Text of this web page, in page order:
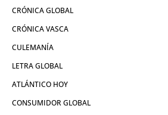
CRÓNICA GLOBAL
CRÓNICA VASCA
CULEMANÍA
LETRA GLOBAL
ATLÁNTICO HOY
CONSUMIDOR GLOBAL